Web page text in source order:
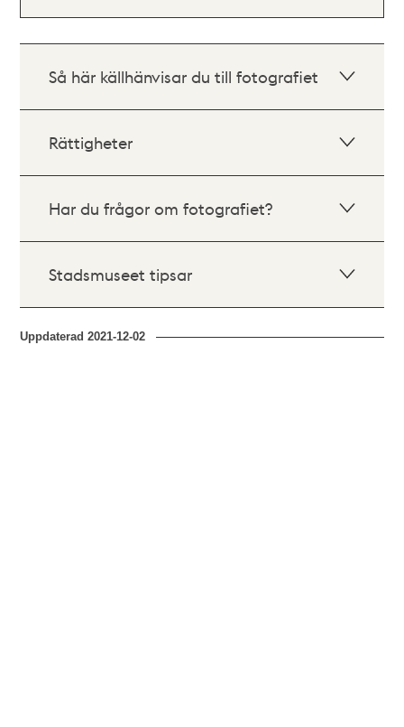
Så här källhänvisar du till fotografiet
Rättigheter
Har du frågor om fotografiet?
Stadsmuseet tipsar
Uppdaterad2021-12-02